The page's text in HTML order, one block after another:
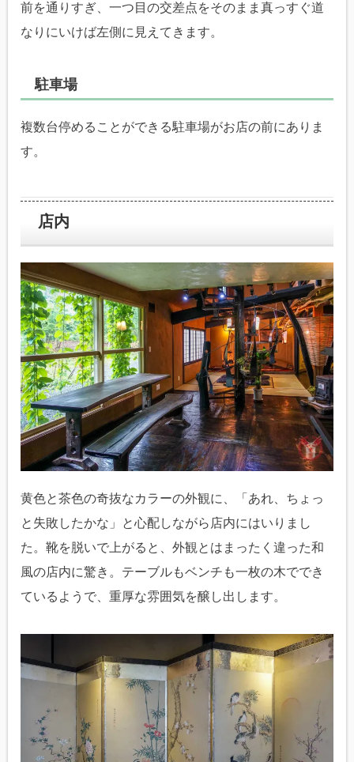
前を通りすぎ、一つ目の交差点をそのまま真っすぐ道
なりにいけば左側に見えてきます。
駐車場
複数台停めることができる駐車場がお店の前にありま
す。
店内
黄色と茶色の奇抜なカラーの外観に、「あれ、ちょっ
と失敗したかな」と心配しながら店内にはいりまし
た。靴を脱いで上がると、外観とはまったく違った和
風の店内に驚き。テーブルもベンチも一枚の木ででき
ているようで、重厚な雰囲気を醸し出します。